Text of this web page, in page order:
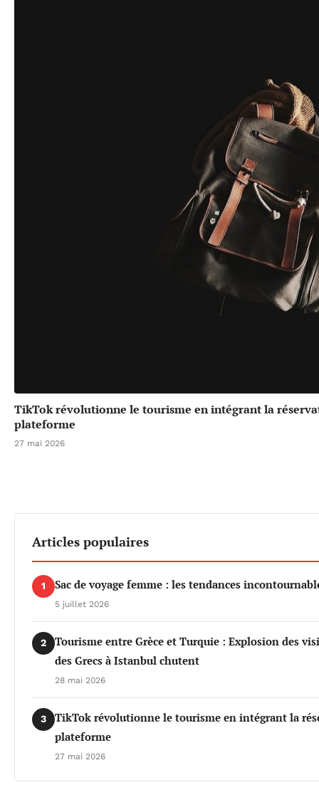
TikTok révolutionne le tourisme en intégrant la
plateforme
27 mai 2026
Articles populaires
1 Sac de voyage femme : les tendances
5 juillet 2026
2
Tourisme entre Grèce et Turquie : Explosion des
des Grecs à Istanbul chutent
28 mai 2026
3
TikTok révolutionne le tourisme en intégrant la
plateforme
27 mai 2026